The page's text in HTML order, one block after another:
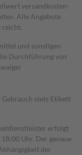
versand­kosten­
Alle Angebote
reicht.
und sonstigen
Durchführung von
stets Etikett
erfolgt
Uhr. Der genaue
der